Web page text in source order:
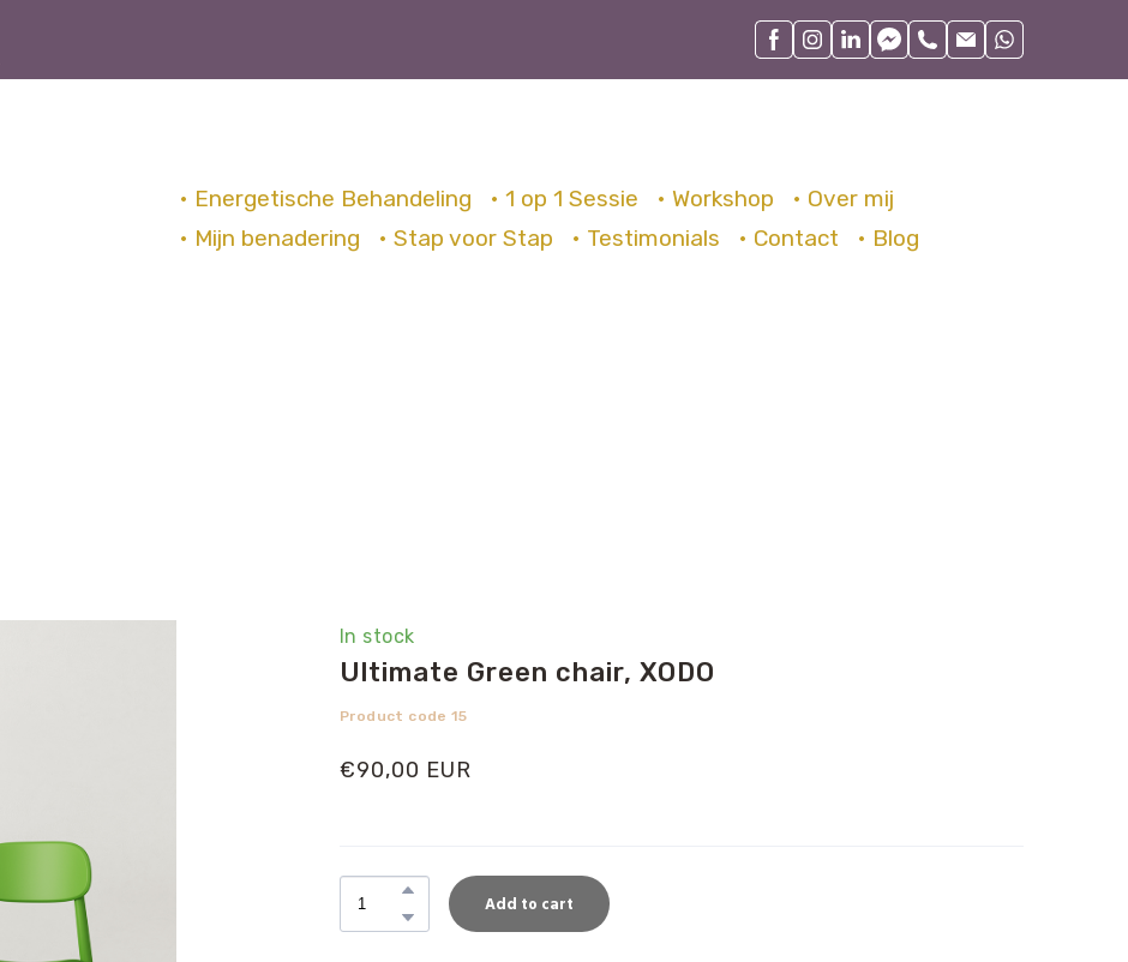
• Energetische Behandeling • 1 op 1 Sessie • Workshop
• Over mij
• Mijn benadering
• Stap voor Stap • Testimonials • Contact • Blog
In stock
Ultimate Green chair, XODO
Product code 15
€90,00 EUR
Add to cart